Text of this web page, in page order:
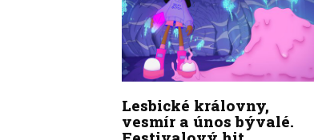
Lesbické královny,
vesmír a únos bývalé.